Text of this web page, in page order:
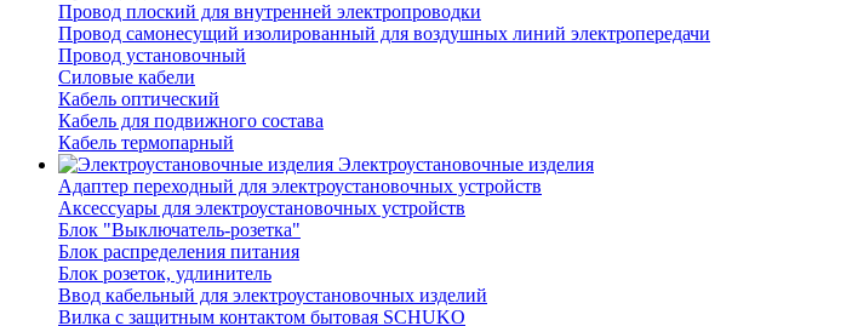
Провод плоский для внутренней электропроводки
Провод самонесущий изолированный для воздушных линий электропередачи
Провод установочный
Силовые кабели
Кабель оптический
Кабель для подвижного состава
Кабель термопарный
Электроустановочные изделия
Адаптер переходный для электроустановочных устройств
Аксессуары для электроустановочных устройств
Блок "Выключатель-розетка"
Блок распределения питания
Блок розеток, удлинитель
Ввод кабельный для электроустановочных изделий
Вилка с защитным контактом бытовая SCHUKO